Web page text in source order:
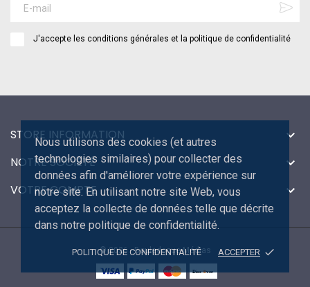
Nous utilisons des cookies (et autres
technologies similaires) pour collecter des
données afin d'améliorer votre expérience sur
notre site. En utilisant notre site Web, vous
acceptez la collecte de données telle que décrite
dans notre politique de confidentialité.
POLITIQUE DE CONFIDENTIALITÉ ACCEPTER done
J'accepte les conditions générales et la politique de confidentialité
STORE INFORMATION 
NOTRE SOCIÉTÉ 
VOTRE COMPTE 
© 2026 - Bouledogue Médias
Disc ver